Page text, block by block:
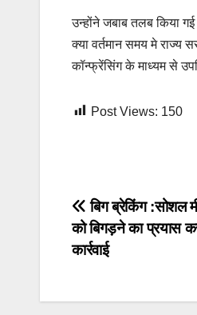
उन्होंने जबाब तलब किया गई
क्या वर्तमान समय मे राज्य
कॉन्फ्रेंसिंग के माध्यम से
Post Views: 150
Post
navigation
बिग ब्रेकिंग :सोशल
को बिगड़ने का प्रयास
कार्रवाई